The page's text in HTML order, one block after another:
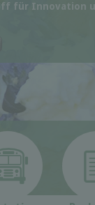
für Innovation